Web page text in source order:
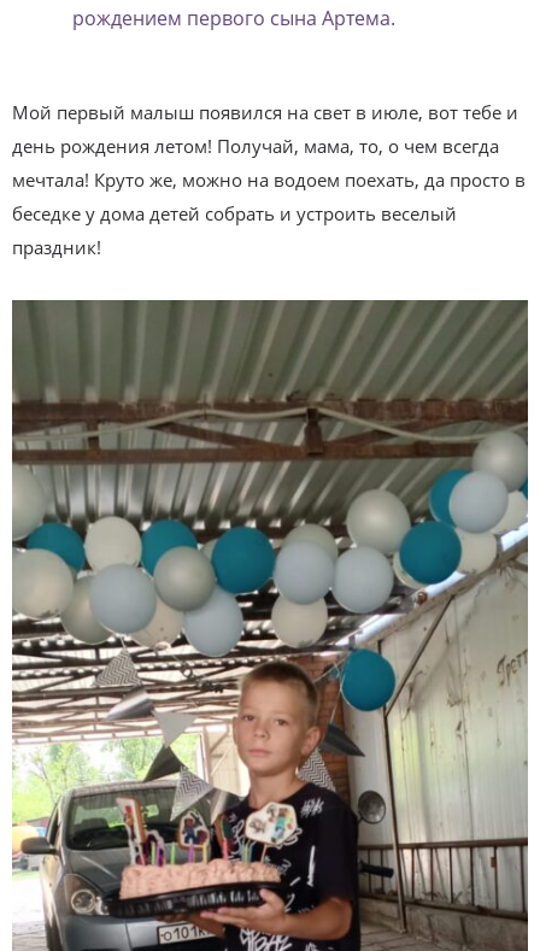
рождением первого сына Артема.
Мой первый малыш появился на свет в июле, вот тебе и
день рождения летом! Получай, мама, то, о чем всегда
мечтала! Круто же, можно на водоем поехать, да просто в
беседке у дома детей собрать и устроить веселый
праздник!